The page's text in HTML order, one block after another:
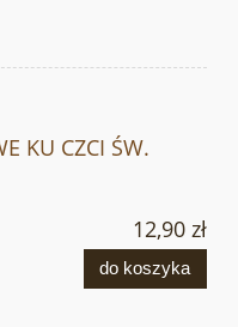
KU CZCI ŚW.
12,90 zł
do koszyka